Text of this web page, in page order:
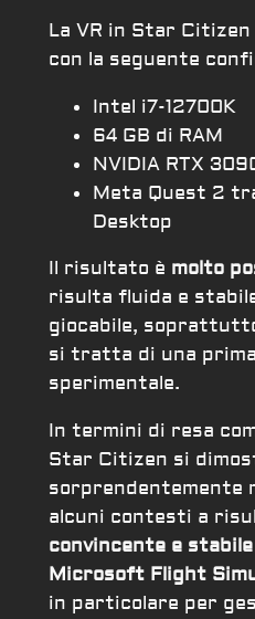
La VR in Star
con la seguente
Intel i7-12700K
64 GB di RAM
NVIDIA RTX
Meta Quest 2
Desktop
Il risultato è molto
risulta fluida e
giocabile,
si tratta di una
sperimentale.
In termini di resa
Star Citizen si
sorprendentemente
alcuni contesti a
convincente e
Microsoft Flight
in particolare per